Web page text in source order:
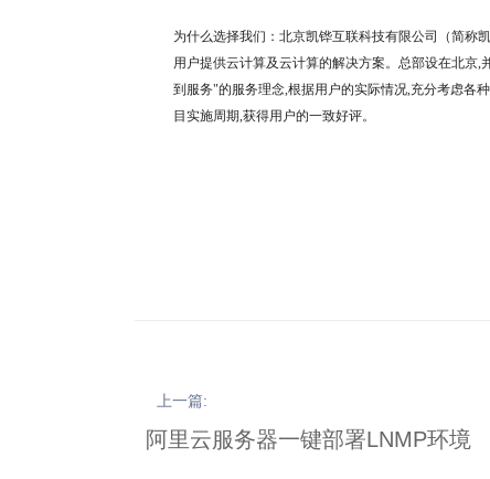
为什么选择我们： 北京凯铧互联科技有限公司（简称
用户提供云计算及云计算的解决方案。总部设在北京
到服务"的服务理念,根据用户的实际情况,充分考虑各
目实施周期,获得用户的一致好评。
上一篇:
阿里云服务器一键部署LNMP环境